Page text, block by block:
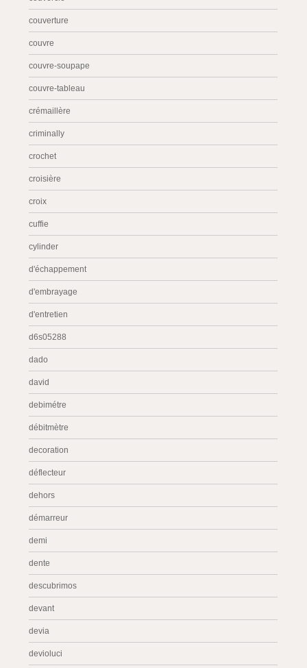
couverture
couvre
couvre-soupape
couvre-tableau
crémaillère
criminally
crochet
croisière
croix
cuffie
cylinder
d'échappement
d'embrayage
d'entretien
d6s05288
dado
david
debimétre
débitmètre
decoration
déflecteur
dehors
démarreur
demi
dente
descubrimos
devant
devia
devioluci